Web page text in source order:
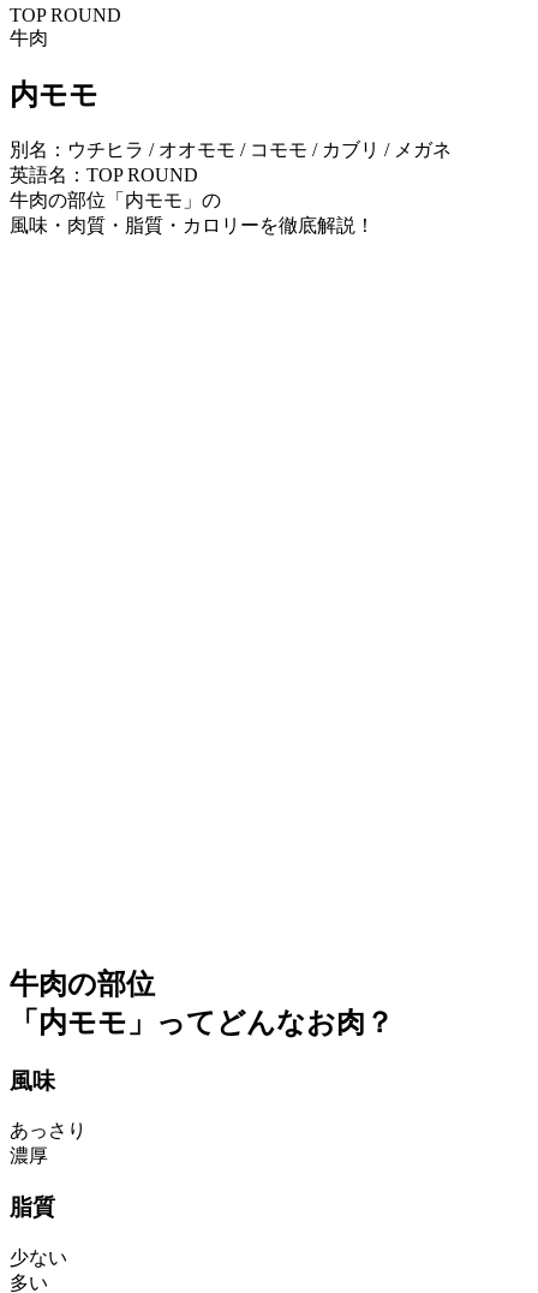
TOP ROUND
牛肉
内モモ
別名：ウチヒラ / オオモモ / コモモ / カブリ / メガネ
英語名：TOP ROUND
牛肉の部位「内モモ」の
風味・肉質・脂質・カロリーを徹底解説！
牛肉の部位
「内モモ」ってどんなお肉？
風味
あっさり
濃厚
脂質
少ない
多い